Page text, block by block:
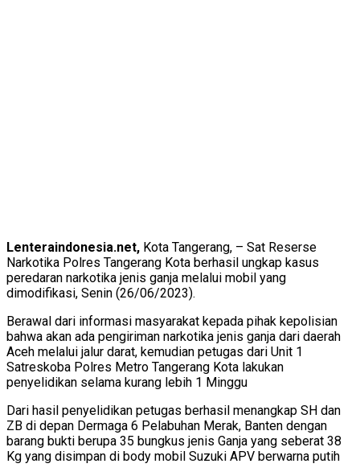
Lenteraindonesia.net, Kota Tangerang, – Sat Reserse
Narkotika Polres Tangerang Kota berhasil ungkap kasus
peredaran narkotika jenis ganja melalui mobil yang
dimodifikasi, Senin (26/06/2023).
Berawal dari informasi masyarakat kepada pihak kepolisian
bahwa akan ada pengiriman narkotika jenis ganja dari daerah
Aceh melalui jalur darat, kemudian petugas dari Unit 1
Satreskoba Polres Metro Tangerang Kota lakukan
penyelidikan selama kurang lebih 1 Minggu
Dari hasil penyelidikan petugas berhasil menangkap SH dan
ZB di depan Dermaga 6 Pelabuhan Merak, Banten dengan
barang bukti berupa 35 bungkus jenis Ganja yang seberat 38
Kg yang disimpan di body mobil Suzuki APV berwarna putih